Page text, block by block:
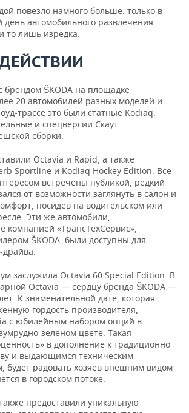
повезло намного больше: только в
автомобильного развлечения
то лишь изредка.
ДЕЙСТВИИ
брендом ŠKODA на площадке
20 автомобилей разных моделей и
трассе это были статные Kodiaq:
и спецверсии Скаут
сборки.
Octavia и Rapid, а также
Sportline и Kodiaq Hockey Edition. Все
встречены публикой, редкий
от возможности заглянуть в салон и
посидев на водительском или
Эти же автомобили,
компанией «ТрансТехСервис»,
ŠKODA, были доступны для
драйва.
заслужила Octavia 60 Special Edition. В
Octavia — сердцу бренда ŠKODA —
К знаменательной дате, которая
гордость производителя,
с юбилейным набором опций в
зеленом цвете. Такая
в дополнение к традиционно
и выдающимся техническим
будет радовать хозяев внешним видом
в городском потоке.
предоставили уникальную